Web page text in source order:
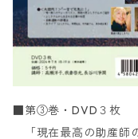
■第③巻・DVD３枚
「現在最高の助産師